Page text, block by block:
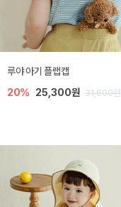
루야 아기 플랩캡
20% 25,300원 31,600원